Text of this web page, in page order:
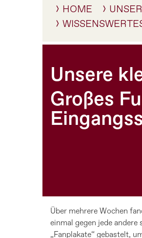
HOME
Unsere
Großes
Über mehrere Wochen
einmal gegen jede
„Fanplakate“ gebastelt,